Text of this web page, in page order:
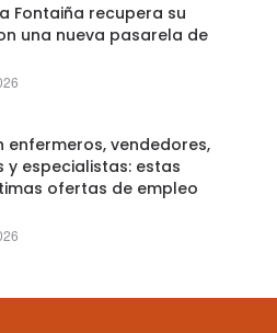
Fontaiña recupera su
una nueva pasarela de
enfermeros, vendedores,
y especialistas: estas
ofertas de empleo